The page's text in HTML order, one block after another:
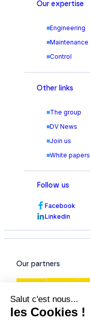
Our expertise
Engineering
Maintenance
Control
Other links
The group
DV News
Join us
White papers
Follow us
Facebook
Linkedin
Our partners